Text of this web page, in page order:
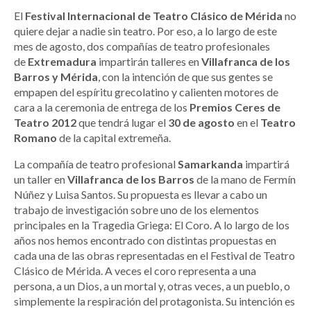
El Festival Internacional de Teatro Clásico de Mérida no
quiere dejar a nadie sin teatro. Por eso, a lo largo de este
mes de agosto, dos compañías de teatro profesionales
de Extremadura impartirán talleres enVillafranca de los
Barros y Mérida, con la intención de que sus gentes se
empapen del espíritu grecolatino y calienten motores de
cara a la ceremonia de entrega de los Premios Ceres de
Teatro 2012que tendrá lugar el 30 de agosto en el Teatro
Romano de la capital extremeña.
La compañía de teatro profesionalSamarkanda impartirá
un taller enVillafranca de los Barros de la mano de Fermín
Núñez y Luisa Santos. Su propuesta es llevar a cabo un
trabajo de investigación sobre uno de los elementos
principales en la Tragedia Griega: El Coro. A lo largo de los
años nos hemos encontrado con distintas propuestas en
cada una de las obras representadas en el Festival de Teatro
Clásico de Mérida. A veces el coro representa a una
persona, a un Dios, a un mortal y, otras veces, a un pueblo, o
simplemente la respiración del protagonista. Su intención es